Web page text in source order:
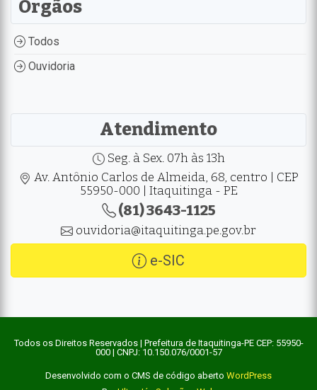
Orgãos
Todos
Ouvidoria
Atendimento
Seg. à Sex. 07h às 13h
Av. Antônio Carlos de Almeida, 68, centro | CEP
55950-000 | Itaquitinga - PE
(81) 3643-1125
ouvidoria@itaquitinga.pe.gov.br
e-SIC
Todos os Direitos Reservados | Prefeitura de Itaquitinga-PE CEP: 55950-
000 | CNPJ: 10.150.076/0001-57
Desenvolvido com o CMS de código aberto WordPress